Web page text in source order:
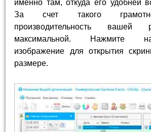
именно там, откуда его удобней
За счет такого
производительность вашей
максимальной. Нажмите
изображение для открытия
размере.